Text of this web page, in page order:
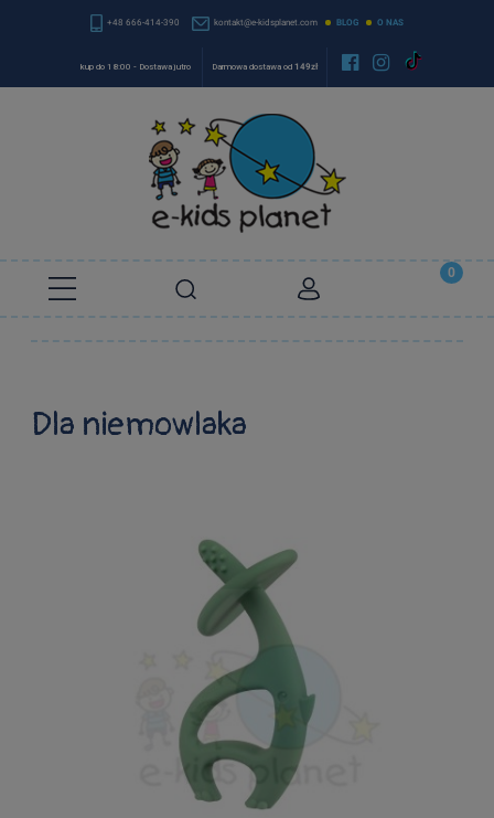
+48 666-414-390 kontakt@e-kidsplanet.com BLOG O NAS
kup do 18:00 - Dostawa jutro Darmowa dostawa od 149zł  
Dla niemowlaka